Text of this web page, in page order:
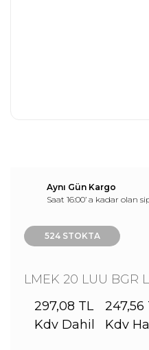
Aynı Gün Kargo
Saat 16:00’ a kadar olan
524 STOKTA
LMEK 20 LUU BGR
297,08 TL
Kdv Dahil
247,56
Kdv